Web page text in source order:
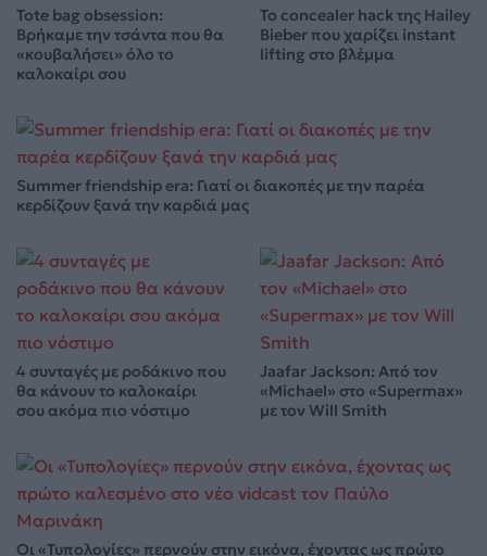
Tote bag obsession:
Βρήκαμε την τσάντα που θα
«κουβαλήσει» όλο το
καλοκαίρι σου
Το concealer hack της Hailey
Bieber που χαρίζει instant
lifting στο βλέμμα
Summer friendship era: Γιατί οι διακοπές με την παρέα
κερδίζουν ξανά την καρδιά μας
4 συνταγές με ροδάκινο που
θα κάνουν το καλοκαίρι
σου ακόμα πιο νόστιμο
Jaafar Jackson: Από τον
«Michael» στο «Supermax»
με τον Will Smith
Οι «Τυπολογίες» περνούν στην εικόνα, έχοντας ως πρώτο